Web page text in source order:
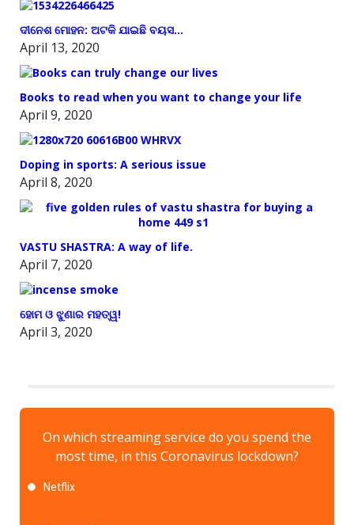
ଦୀନେଶ ମୋହନ: ଅଟକି ଯାଇଛି ବୟସ…
April 13, 2020
Books to read when you want to change your life
April 9, 2020
Doping in sports: A serious issue
April 8, 2020
VASTU SHASTRA: A way of life.
April 7, 2020
ହୋମ ଓ ଝୁଣାର ମହତ୍ୱ!
April 3, 2020
On which streaming service do you spend the
most time, in this Coronavirus lockdown?
Netflix